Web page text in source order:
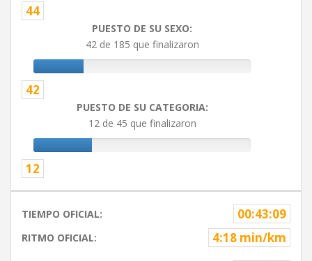
44
PUESTO DE SU SEXO:
42 de 185 que finalizaron
42
PUESTO DE SU CATEGORIA:
12 de 45 que finalizaron
12
TIEMPO OFICIAL: 00:43:09
RITMO OFICIAL: 4:18 min/km